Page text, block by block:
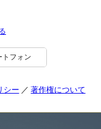
トフォン
シー 著作権について